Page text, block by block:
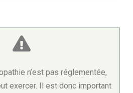
n’est pas réglementée,
exercer. Il est donc important